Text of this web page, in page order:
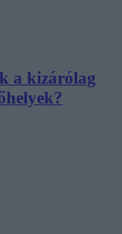
a kizárólag